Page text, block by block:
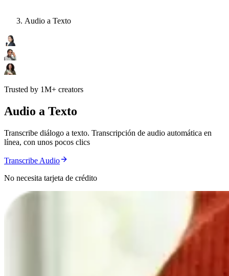
Audio a Texto
Trusted by 1M+ creators
Audio a Texto
Transcribe diálogo a texto. Transcripción de audio automática en
línea, con unos pocos clics
Transcribe Audio
No necesita tarjeta de crédito